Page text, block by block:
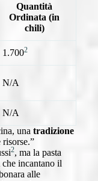
Quantità
Ordinata (in
chili)
1.7002
N/A
N/A
una tradizione
risorse.”
2, ma la pasta
che incantano il
alle